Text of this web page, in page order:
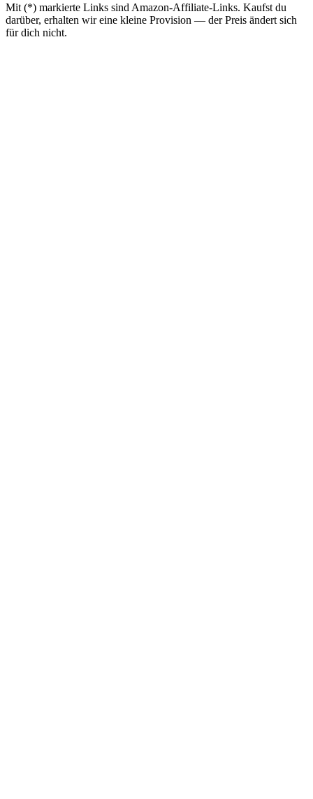
Mit (*) markierte Links sind Amazon-Affiliate-Links. Kaufst du
darüber, erhalten wir eine kleine Provision — der Preis ändert sich
für dich nicht.